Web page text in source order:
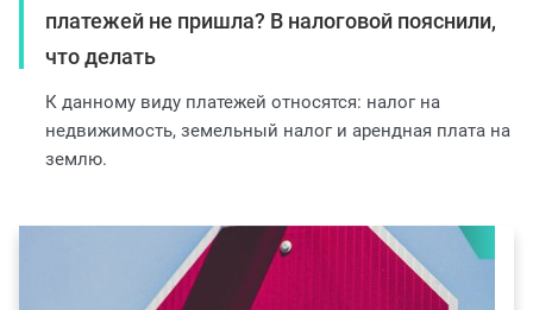
платежей не пришла? В налоговой пояснили,
что делать
К данному виду платежей относятся: налог на
недвижимость, земельный налог и арендная плата на
землю.